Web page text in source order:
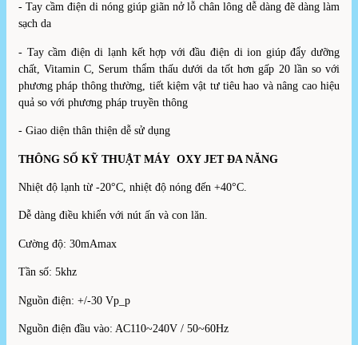
- Tay cầm điện di nóng giúp giãn nở lỗ chân lông dễ dàng đẽ dàng làm
sạch da
- Tay cầm điện di lạnh kết hợp với đầu điện di ion giúp đẩy dưỡng
chất, Vitamin C, Serum thẩm thấu dưới da tốt hơn gấp 20 lần so với
phương pháp thông thường, tiết kiệm vật tư tiêu hao và nâng cao hiệu
quả so với phương pháp truyền thông
- Giao diện thân thiện dễ sử dụng
THÔNG SỐ KỸ THUẬT MÁY OXY JET ĐA NĂNG
Nhiệt độ lạnh từ -20°C, nhiệt độ nóng đến +40°C.
Dễ dàng điều khiển với nút ấn và con lăn.
Cường độ: 30mAmax
Tần số: 5khz
Nguồn điện: +/-30 Vp_p
Nguồn điện đầu vào: AC110~240V / 50~60Hz